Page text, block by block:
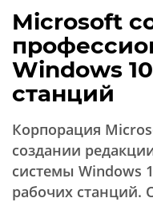
Microsoft
Windows
станций
Корпорация
создании
системы Windows
рабочих станций.